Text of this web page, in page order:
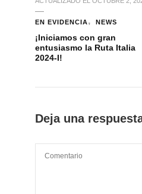
EN EVIDENCIA NEWS
¡Iniciamos con gran
entusiasmo la Ruta Italia
2024-I!
Deja una